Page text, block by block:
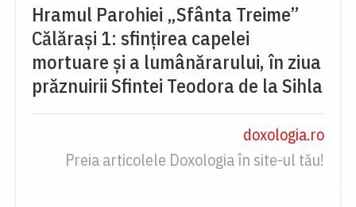
Hramul Parohiei „Sfânta Treime”
Călărași 1: sfințirea capelei
mortuare și a lumânărarului, în ziua
prăznuirii Sfintei Teodora de la Sihla
doxologia.ro
Preia articolele Doxologia în site-ul tău!